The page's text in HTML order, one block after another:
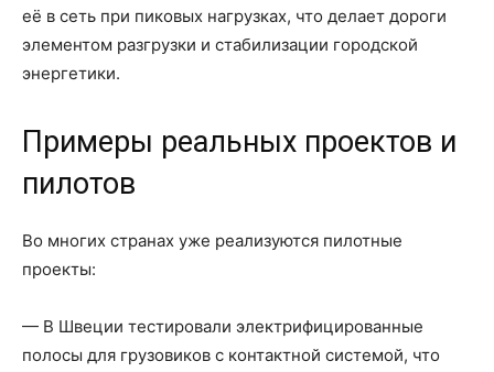
её в сеть при пиковых нагрузках, что делает дороги
элементом разгрузки и стабилизации городской
энергетики.
Примеры реальных проектов и
пилотов
Во многих странах уже реализуются пилотные
проекты:
— В Швеции тестировали электрифицированные
полосы для грузовиков с контактной системой, что